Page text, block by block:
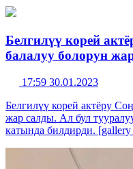
Белгилүү корей
балалуу болорун
17:59 30.01.2023
Белгилүү корей актёру
жар салды. Ал бул
катында билдирди.